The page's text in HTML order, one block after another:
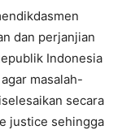
dan perjanjian
Indonesia
masalah-
secara
justice sehingga